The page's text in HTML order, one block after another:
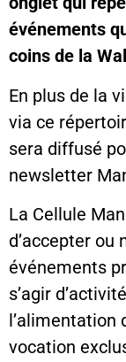
événements
coins de la
En plus de la
via ce
sera diffusé
newsletter
La Cellule
d’accepter ou
événements
s’agir
l’alimentation
vocation